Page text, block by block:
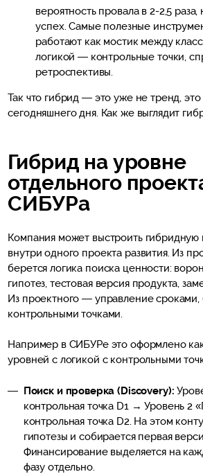
вероятность провала в 2-2,5
успех. Самые полезные
работают как мостик между
логикой — контрольные точки,
ретроспективы.
Так что гибрид — это уже не тренд, это
сегодняшнего дня. Как же выглядит
Гибрид на уровне
отдельного
СИБУРа
Компания может выстроить гибридную
внутри одного проекта развития. Из
берется логика поиска ценности:
гипотез, тестовая версия продукта,
Из проектного — управление
контрольными точками.
Например в СИБУРе это оформлено
уровней с логикой с контрольными
Поиск и проверка (Discovery):
контрольная точка D1 → Уровень 2
контрольная точка D2. На этом
гипотезы и собирается первая
Финансирование выделяется на
фазу отдельно.